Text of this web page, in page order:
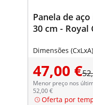
Panela de
30 cm - Royal
Dimensões (CxLxA)
47,00 €
Menor preço nos
52,00 €
Oferta por